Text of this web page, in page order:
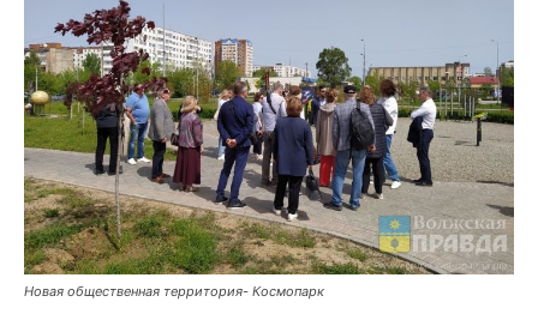
Новая общественная территория- Космопарк